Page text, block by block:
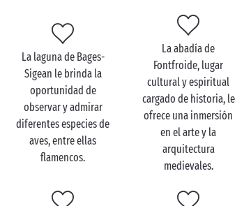
Además de observar aves en el Parque Natural
Regional de Narbonnaise en el Mediterráneo,
próximo a su camping, también podrá practicar
actividades náuticaso hacer senderismo.
Visite el Parque Natural
Regional de Narbonnaise
en el Mediterráneo en
familia
La laguna de Bages-
Sigean le brinda la
oportunidad de
observar y admirar
diferentes especies de
aves, entre ellas
flamencos.
La abadía de
Fontfroide, lugar
cultural y espiritual
cargado de historia, le
ofrece una inmersión
en el arte y la
arquitectura
medievales.